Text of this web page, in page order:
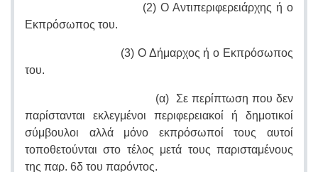
(2) Ο Αντιπεριφερειάρχης ή ο
Εκπρόσωπος του.
(3) Ο Δήμαρχος ή ο Εκπρόσωπος
του.
(α) Σε περίπτωση που δεν
παρίστανται εκλεγμένοι περιφερειακοί ή δημοτικοί
σύμβουλοι αλλά μόνο εκπρόσωποί τους αυτοί
τοποθετούνται στο τέλος μετά τους παρισταμένους
της παρ. 6δ του παρόντος.